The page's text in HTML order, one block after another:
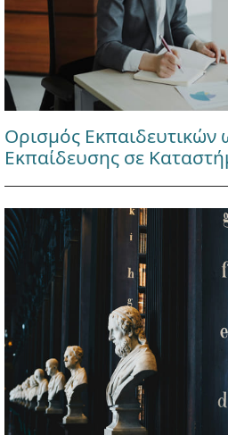
Ορισμός Εκπαιδευτικών
Εκπαίδευσης σε